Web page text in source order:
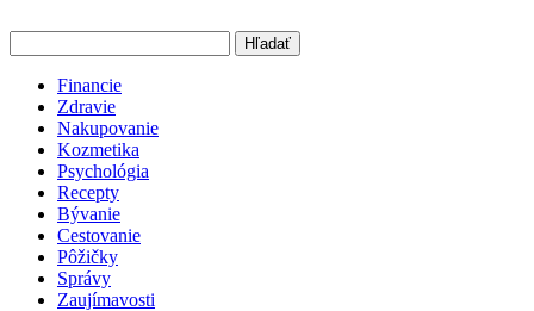
Hľadať
Financie
Zdravie
Nakupovanie
Kozmetika
Psychológia
Recepty
Bývanie
Cestovanie
Pôžičky
Správy
Zaujímavosti